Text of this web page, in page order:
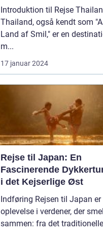
Introduktion til Rejse
Thailand, også kendt som
Land af Smil," er en
m...
17 januar 2024
Rejse til Japan: En
Fascinerende
i det Kejserlige Øst
Indføring Rejsen til Japan er en
oplevelse i verdener, der
sammen: fra det